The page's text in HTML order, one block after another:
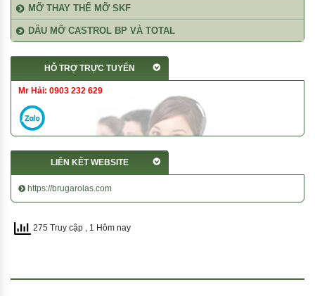
MỠ THAY THẾ MỠ SKF
DẦU MỠ CASTROL BP VÀ TOTAL
HỖ TRỢ TRỰC TUYẾN
Mr Hải: 0903 232 629
LIÊN KẾT WEBSITE
https://brugarolas.com
275 Truy cập , 1 Hôm nay